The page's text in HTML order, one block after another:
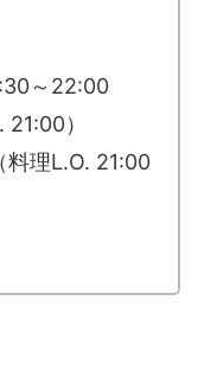
～22:00
）
料理L.O. 21:00